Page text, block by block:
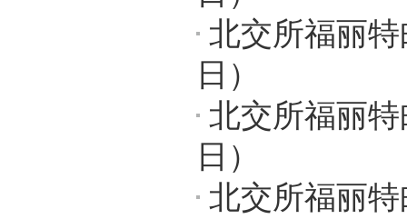
北交所福丽
日）
北交所福丽
日）
北交所福丽